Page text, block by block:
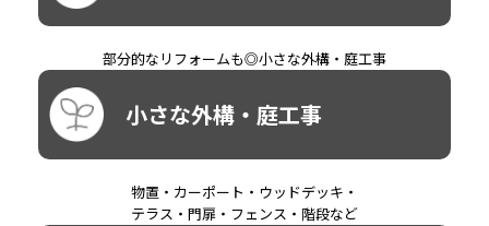
部分的なリフォームも◎小さな外構・庭工事
小さな外構・庭工事
物置・カーポート・ウッドデッキ・
テラス・門扉・フェンス・階段など